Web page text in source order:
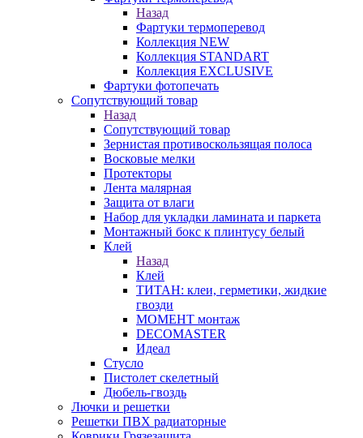
Назад
Фартуки термоперевод
Коллекция NEW
Коллекция STANDART
Коллекция EXCLUSIVE
Фартуки фотопечать
Сопутствующий товар
Назад
Сопутствующий товар
Зернистая противоскользящая полоса
Восковые мелки
Протекторы
Лента малярная
Защита от влаги
Набор для укладки ламината и паркета
Монтажный бокс к плинтусу белый
Клей
Назад
Клей
ТИТАН: клеи, герметики, жидкие
гвозди
МОМЕНТ монтаж
DECOMASTER
Идеал
Стусло
Пистолет скелетный
Дюбель-гвоздь
Лючки и решетки
Решетки ПВХ радиаторные